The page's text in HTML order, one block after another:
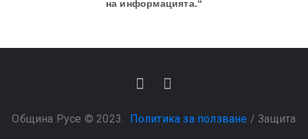
на информацията.“
Община Русе © 2023. Политика за ползване / Защита